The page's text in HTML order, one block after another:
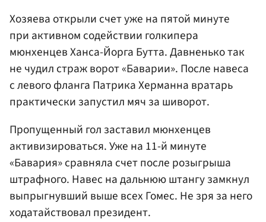
Хозяева открыли счет уже на пятой минуте
при активном содействии голкипера
мюнхенцев Ханса-Йорга Бутта. Давненько так
не чудил страж ворот «Баварии». После навеса
с левого фланга Патрика Херманна вратарь
практически запустил мяч за шиворот.
Пропущенный гол заставил мюнхенцев
активизироваться. Уже на 11-й минуте
«Бавария» сравняла счет после розыгрыша
штрафного. Навес на дальнюю штангу замкнул
выпрыгнувший выше всех Гомес. Не зря за него
ходатайствовал президент.